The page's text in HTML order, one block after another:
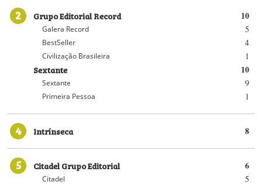
2 10
Grupo Editorial Record
5
Galera Record
4
BestSeller
1
Civilização Brasileira
10
Sextante
9
Sextante
1
Primeira Pessoa
4 8
Intrínseca
5 6
Citadel Grupo Editorial
5
Citadel